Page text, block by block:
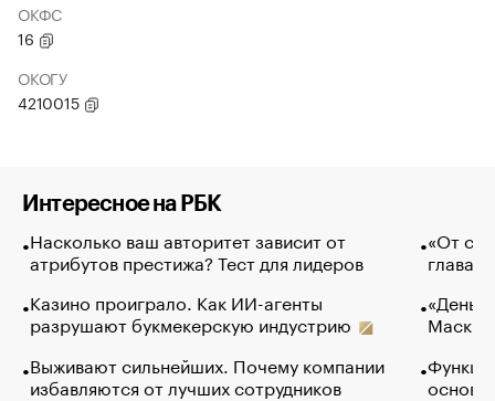
ОКФС
16
ОКОГУ
4210015
Интересное на РБК
Насколько ваш авторитет зависит от
атрибутов престижа? Тест для лидеров
Казино проиграло. Как ИИ-агенты
разрушают букмекерскую индустрию
Выживают сильнейших. Почему компании
избавляются от лучших сотрудников
«От
глава
Маск в
основ